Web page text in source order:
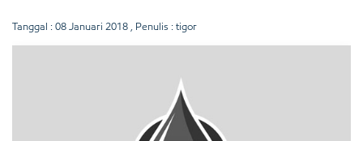
Tanggal : 08 Januari 2018 , Penulis : tigor